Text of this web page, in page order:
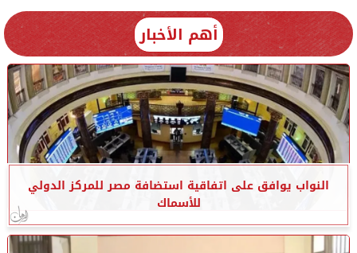
أهم الأخبار
النواب يوافق على اتفاقية استضافة مصر للمركز الدولي
للأسماك